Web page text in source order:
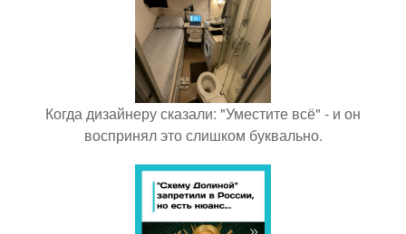
Когда дизайнеру сказали: "Уместите всё" - и он
воспринял это слишком буквально.